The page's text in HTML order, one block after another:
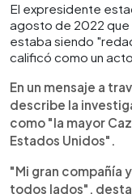
El expresidente
agosto de 2022 que
estaba siendo
calificó como un
En un mensaje a
describe la
como "la mayor
Estados Unidos".
"Mi gran compañía
todos lados",